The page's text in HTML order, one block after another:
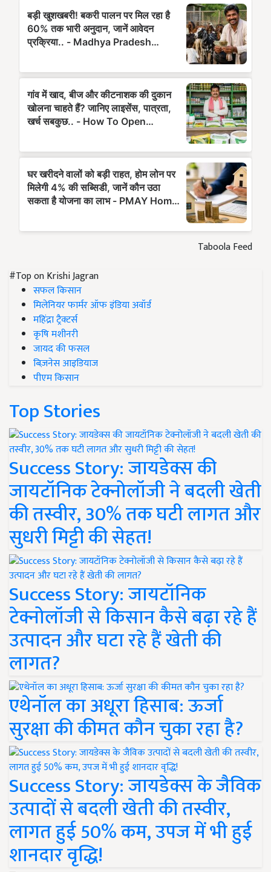
Taboola Feed
#Top on Krishi Jagran
सफल किसान
मिलेनियर फार्मर ऑफ इंडिया अवॉर्ड
महिंद्रा ट्रैक्टर्स
कृषि मशीनरी
जायद की फसल
बिज़नेस आइडियाज
पीएम किसान
Top Stories
Success Story: जायडेक्स की
जायटॉनिक टेक्नोलॉजी ने बदली खेती
की तस्वीर, 30% तक घटी लागत और
सुधरी मिट्टी की सेहत!
Success Story: जायटॉनिक
टेक्नोलॉजी से किसान कैसे बढ़ा रहे हैं
उत्पादन और घटा रहे हैं खेती की
लागत?
एथेनॉल का अधूरा हिसाब: ऊर्जा
सुरक्षा की कीमत कौन चुका रहा है?
Success Story: जायडेक्स के जैविक
उत्पादों से बदली खेती की तस्वीर,
लागत हुई 50% कम, उपज में भी हुई
शानदार वृद्धि!